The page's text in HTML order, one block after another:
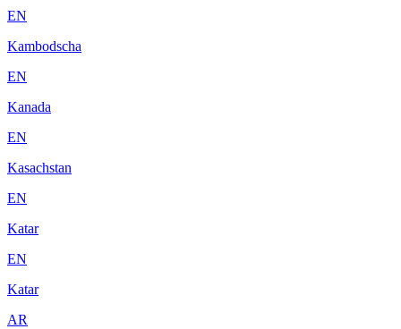
EN
Kambodscha
EN
Kanada
EN
Kasachstan
EN
Katar
EN
Katar
AR